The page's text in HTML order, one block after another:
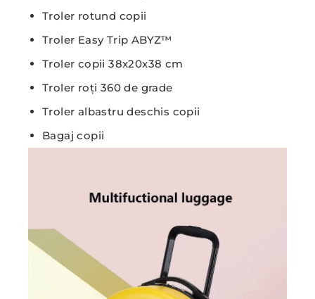
Troler rotund copii
Troler Easy Trip ABYZ™
Troler copii 38x20x38 cm
Troler roți 360 de grade
Troler albastru deschis copii
Bagaj copii